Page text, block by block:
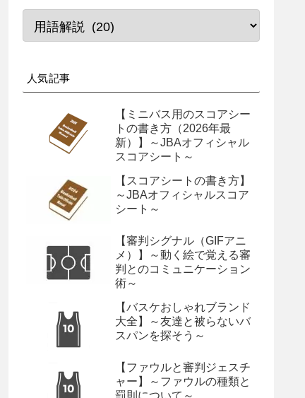
人気記事
【ミニバス用のスコアシー
トの書き方（2026年最
新）】～JBAオフィシャル
スコアシート～
【スコアシートの書き方】
～JBAオフィシャルスコア
シート～
【審判シグナル（GIFアニ
メ）】～動く絵で覚える審
判とのコミュニケーション
術～
【バスケおしゃれブランド
大全】～友達と被らないバ
スパンを探そう～
【ファウルと審判ジェスチ
ャー】～ファウルの種類と